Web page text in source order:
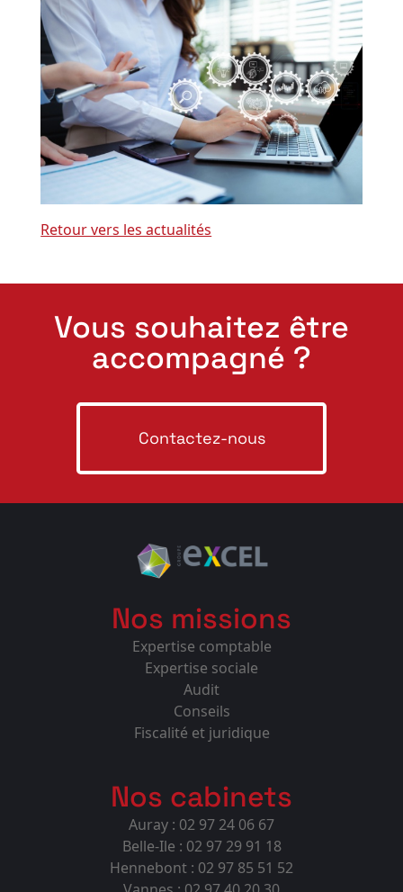
Retour vers les actualités
Vous souhaitez être
accompagné ?
Contactez-nous
Nos missions
Expertise comptable
Expertise sociale
Audit
Conseils
Fiscalité et juridique
Nos cabinets
Auray : 02 97 24 06 67
Belle-Ile : 02 97 29 91 18
Hennebont : 02 97 85 51 52